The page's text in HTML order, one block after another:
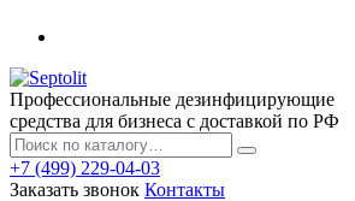
Профессиональные дезинфицирующие
средства для бизнеса с доставкой по РФ
+7 (499) 229-04-03
Заказать звонок Контакты